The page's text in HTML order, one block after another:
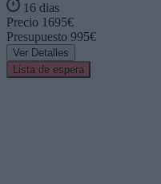
16 dias
Precio 1695€
Presupuesto 995€
Ver Detalles
Lista de espera